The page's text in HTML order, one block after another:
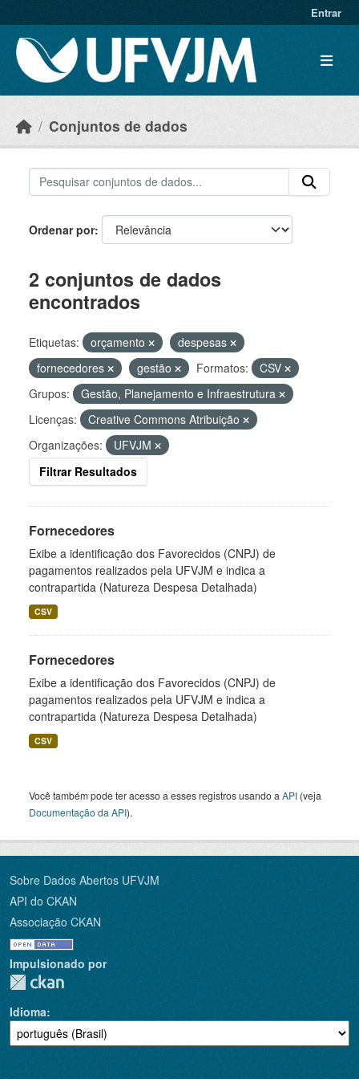
Entrar
Conjuntos de dados
Ordenar por
2 conjuntos de dados
encontrados
Etiquetas: orçamento
despesas
fornecedores
gestão Formatos:
CSV
Grupos:
Gestão, Planejamento e Infraestrutura
Licenças:
Creative Commons Atribuição
Organizações:
UFVJM
Filtrar Resultados
Fornecedores
Exibe a identificação dos Favorecidos (CNPJ) de
pagamentos realizados pela UFVJM e indica a
contrapartida (Natureza Despesa Detalhada)
CSV
Fornecedores
Exibe a identificação dos Favorecidos (CNPJ) de
pagamentos realizados pela UFVJM e indica a
contrapartida (Natureza Despesa Detalhada)
CSV
Você também pode ter acesso a esses registros usando a API (veja
Documentação da API).
Sobre Dados Abertos UFVJM
API do CKAN
Associação CKAN
Impulsionado por
Idioma